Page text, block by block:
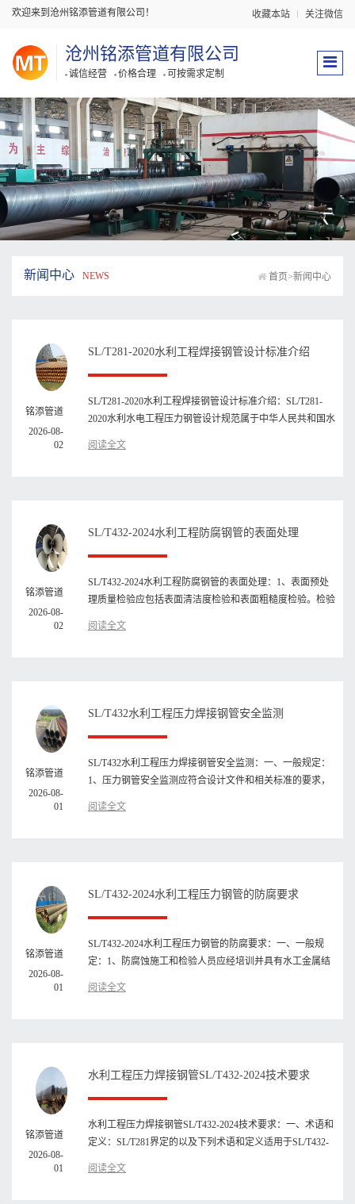
欢迎来到沧州铭添管道有限公司！ 收藏本站 关注微信
沧州铭添管道有限公司
诚信经营 价格合理 可按需求定制
新闻中心 NEWS 首页>新闻中心
铭添管道
2026-08-
02
SL/T281-2020水利工程焊接钢管设计标准介绍
SL/T281-2020水利工程焊接钢管设计标准介绍：SL/T281-
2020水利水电工程压力钢管设计规范属于中华人民共和国水
阅读全文
铭添管道
2026-08-
02
SL/T432-2024水利工程防腐钢管的表面处理
SL/T432-2024水利工程防腐钢管的表面处理：1、表面预处
理质量检验应包括表面清洁度检验和表面粗糙度检验。检验
阅读全文
铭添管道
2026-08-
01
​SL/T432水利工程压力焊接钢管安全监测
SL/T432水利工程压力焊接钢管安全监测：一、一般规定：
1、压力钢管安全监测应符合设计文件和相关标准的要求，
阅读全文
铭添管道
2026-08-
01
SL/T432-2024水利工程压力钢管的防腐要求
SL/T432-2024水利工程压力钢管的防腐要求：一、一般规
定：1、防腐蚀施工和检验人员应经培训并具有水工金属结
阅读全文
铭添管道
2026-08-
01
​水利工程压力焊接钢管SL/T432-2024技术要求
水利工程压力焊接钢管SL/T432-2024技术要求：一、术语和
定义：SL/T281界定的以及下列术语和定义适用于SL/T432-
阅读全文